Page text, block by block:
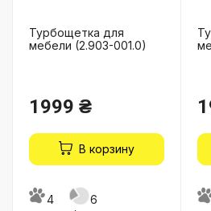
Турбощетка для
мебели (2.903-001.0)
1999 ₴
В корзину
4 6